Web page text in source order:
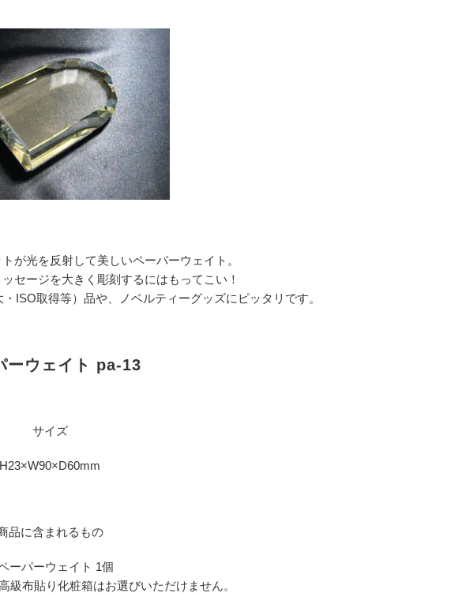
が光を反射して美しいペーパーウェイト。
セージを大きく彫刻するにはもってこい！
ISO取得等）品や、ノベルティーグッズにピッタリです。
ーウェイト pa-13
サイズ
H23×W90×D60mm
品に含まれるもの
ーパーウェイト 1個
布貼り化粧箱はお選びいただけません。